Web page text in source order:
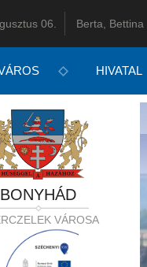
06. Berta, Bettina
HIVATAL
BONYHÁD
VÁROSA